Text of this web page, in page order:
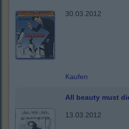
30.03.2012
Kaufen
All beauty must
13.03.2012